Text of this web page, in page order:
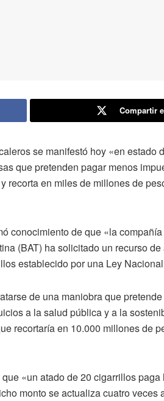
Compartir
se manifestó hoy «en estado
que pretenden pagar menos
recorta en miles de millones de
conocimiento de que «la
(BAT) ha solicitado un recurso
establecido por una Ley
de una maniobra que
a la salud pública y a la
recortaría en 10.000 millones de
«un atado de 20 cigarrillos
monto se actualiza cuatro veces